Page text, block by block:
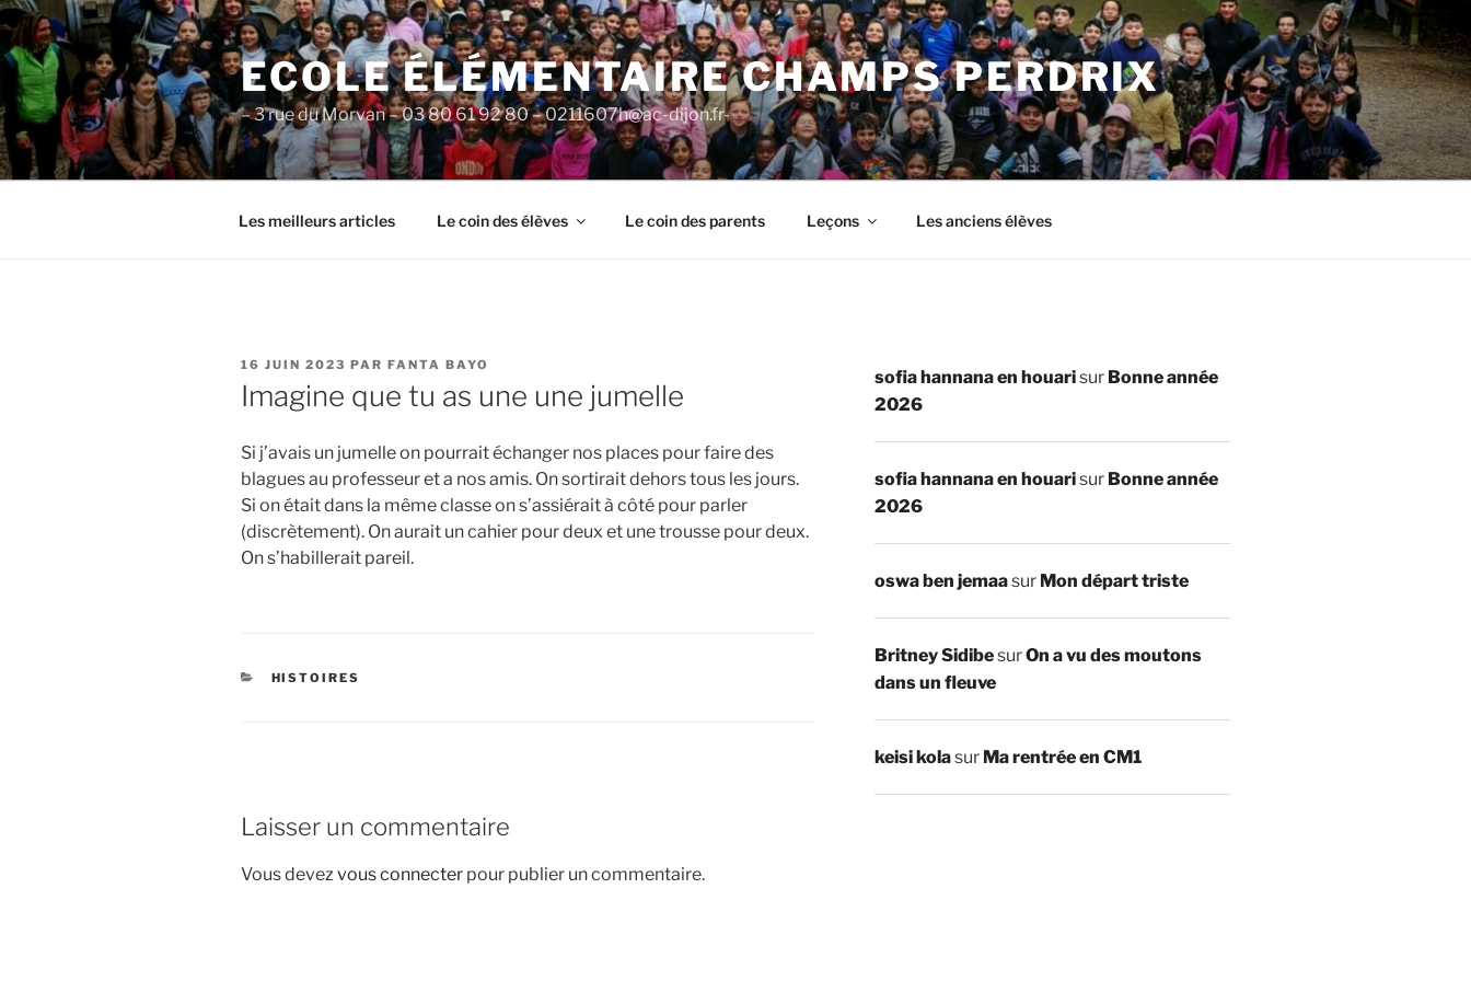
Aller
au
contenu
principal
ECOLE ÉLÉMENTAIRE CHAMPS PERDRIX
– 3 rue du Morvan – 03 80 61 92 80 – 0211607h@ac-dijon.fr-
Les meilleurs articles Le coin des élèves Le coin des parents Leçons Les anciens élèves
PUBLIÉ
LE
16 JUIN 2023 PAR FANTA BAYO
Imagine que tu as une une jumelle
Si j’avais un jumelle on pourrait échanger nos places pour faire des
blagues au professeur et a nos amis. On sortirait dehors tous les jours.
Si on était dans la même classe on s’assiérait à côté pour parler
(discrètement). On aurait un cahier pour deux et une trousse pour deux.
On s’habillerait pareil.
CATÉGORIES
HISTOIRES
Laisser un commentaire
Vous devez vous connecter pour publier un commentaire.
sofia hannana en houarisur Bonne année
2026
sofia hannana en houarisur Bonne année
2026
oswa ben jemaasur Mon départ triste
Britney SidibesurOn a vu des moutons
dans un fleuve
keisi kolasur Ma rentrée en CM1